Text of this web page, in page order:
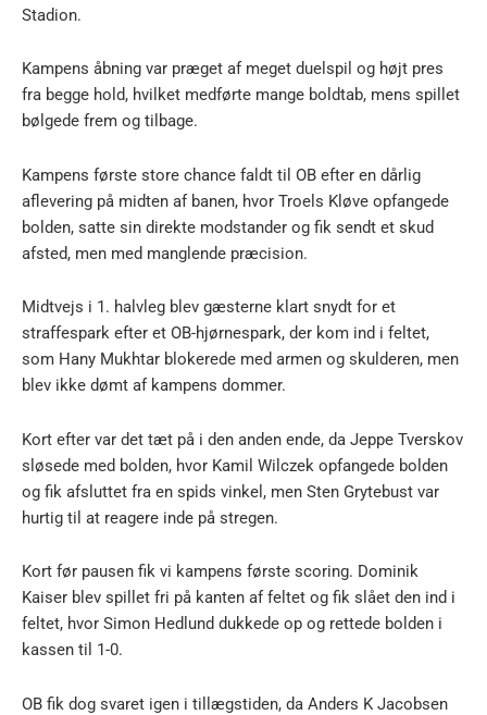
Stadion.
Kampens åbning var præget af meget duelspil og højt pres
fra begge hold, hvilket medførte mange boldtab, mens spillet
bølgede frem og tilbage.
Kampens første store chance faldt til OB efter en dårlig
aflevering på midten af banen, hvor Troels Kløve opfangede
bolden, satte sin direkte modstander og fik sendt et skud
afsted, men med manglende præcision.
Midtvejs i 1. halvleg blev gæsterne klart snydt for et
straffespark efter et OB-hjørnespark, der kom ind i feltet,
som Hany Mukhtar blokerede med armen og skulderen, men
blev ikke dømt af kampens dommer.
Kort efter var det tæt på i den anden ende, da Jeppe Tverskov
sløsede med bolden, hvor Kamil Wilczek opfangede bolden
og fik afsluttet fra en spids vinkel, men Sten Grytebust var
hurtig til at reagere inde på stregen.
Kort før pausen fik vi kampens første scoring. Dominik
Kaiser blev spillet fri på kanten af feltet og fik slået den ind i
feltet, hvor Simon Hedlund dukkede op og rettede bolden i
kassen til 1-0.
OB fik dog svaret igen i tillægstiden, da Anders K Jacobsen